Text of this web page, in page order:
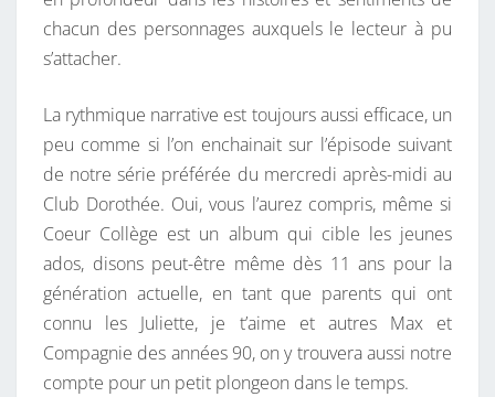
chacun des personnages auxquels le lecteur à pu
s’attacher.
La rythmique narrative est toujours aussi efficace, un
peu comme si l’on enchainait sur l’épisode suivant
de notre série préférée du mercredi après-midi au
Club Dorothée. Oui, vous l’aurez compris, même si
Coeur Collège est un album qui cible les jeunes
ados, disons peut-être même dès 11 ans pour la
génération actuelle, en tant que parents qui ont
connu les Juliette, je t’aime et autres Max et
Compagnie des années 90, on y trouvera aussi notre
compte pour un petit plongeon dans le temps.